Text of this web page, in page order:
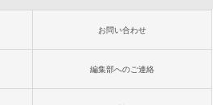
お問い合わせ
編集部へのご連絡